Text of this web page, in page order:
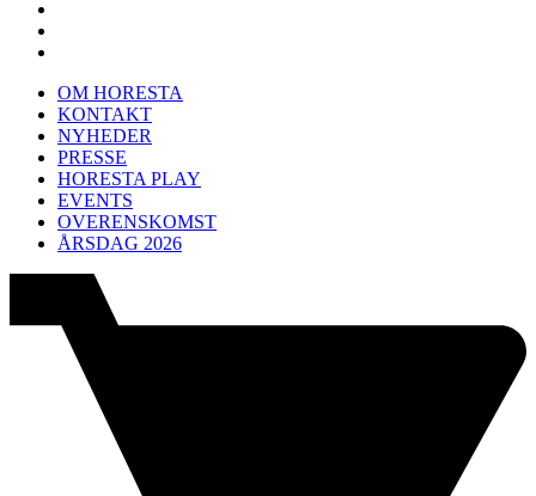
OM HORESTA
KONTAKT
NYHEDER
PRESSE
HORESTA PLAY
EVENTS
OVERENSKOMST
ÅRSDAG 2026